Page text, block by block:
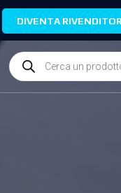
DIVENTA